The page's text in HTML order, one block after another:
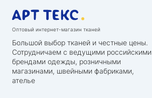
Оптовый интернет-магазин тканей
Большой выбор тканей и честные цены.
Сотрудничаем с ведущими российскими
брендами одежды, розничными
магазинами, швейными фабриками,
ателье